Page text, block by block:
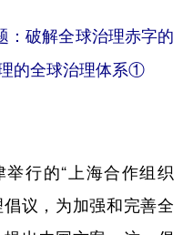
军事
信息化 数字经济
银龄 溯源中国
：破解全球治理赤字的
的全球治理体系①
行的“上海合作组织
议，为加强和完善全